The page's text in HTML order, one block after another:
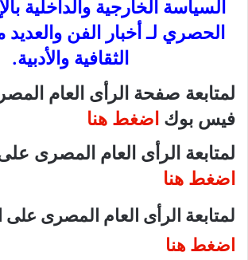
السياسة الخارجية والداخلية
الحصري لـ أخبار الفن
الثقافية والأدبية.
لمتابعة صفحة الرأى العام
فيس بوك اضغط هنا
لمتابعة الرأى العام المصرى
اضغط هنا
لمتابعة الرأى العام المصرى على
اضغط هنا